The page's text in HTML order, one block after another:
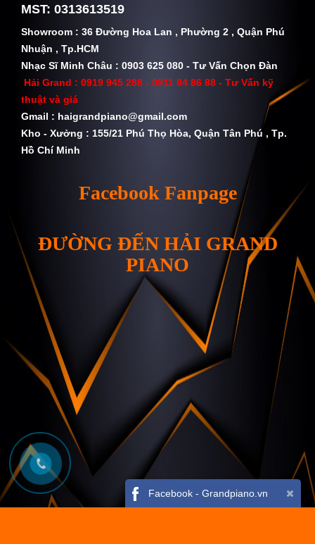
MST: 0313613519
Showroom : 36 Đường Hoa Lan , Phường 2 , Quận Phú
Nhuận , Tp.HCM
Nhạc Sĩ Minh Châu : 0903 625 080 - Tư Vấn Chọn Đàn
Hải Grand : 0919 945 288 - 0911 84 86 88 - Tư Vấn kỹ
thuật và giá
Gmail : haigrandpiano@gmail.com
Kho - Xưởng : 155/21 Phú Thọ Hòa, Quận Tân Phú , Tp.
Hồ Chí Minh
Facebook Fanpage
ĐƯỜNG ĐẾN HẢI GRAND
PIANO
Facebook - Grandpiano.vnMở Khung